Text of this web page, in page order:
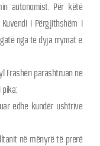
autonomist. Për këtë
i Përgjithshëm i
nga të dyja rrymat e
Frashëri parashtruan në
edhe kundër ushtrive
në mënyrë të prerë